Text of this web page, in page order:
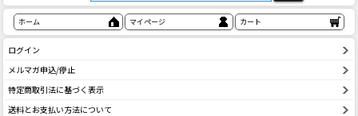
ホーム マイページ カート
ログイン
メルマガ申込/停止
特定商取引法に基づく表示
送料とお支払い方法について